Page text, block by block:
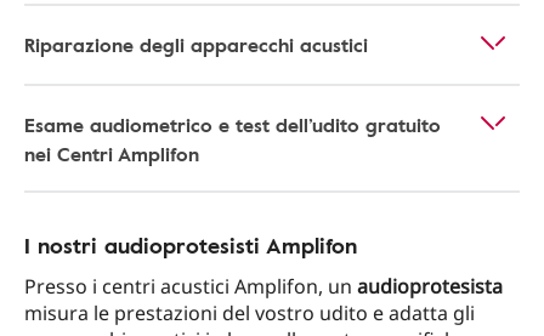
Riparazione degli apparecchi acustici
Esame audiometrico e test dell’udito gratuito
nei Centri Amplifon
I nostri audioprotesisti Amplifon
Presso i centri acustici Amplifon, un audioprotesista
misura le prestazioni del vostro udito e adatta gli